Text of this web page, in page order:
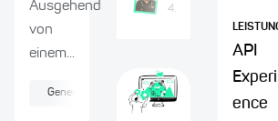
Ausgehend
von
einem...
Generative KI Software-Modernisierung
4.4.2025
API
Experi
ence